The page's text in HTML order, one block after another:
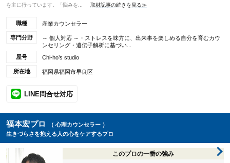
を主に行っています。「悩みを...
取材記事の続きを見る≫
職種 産業カウンセラー
専門分野
～ 個人対応 ～・ストレスを味方に、出来事を楽しめる自分を育むカウ
ンセリング・遺伝子解析に基づい...
屋号
Chi-ho’s studio
所在地 福岡県福岡市早良区
LINE問合せ対応
福本宏プロ
（ 心理カウンセラー ）
生きづらさを抱える人の心をケアするプロ
このプロの一番の強み